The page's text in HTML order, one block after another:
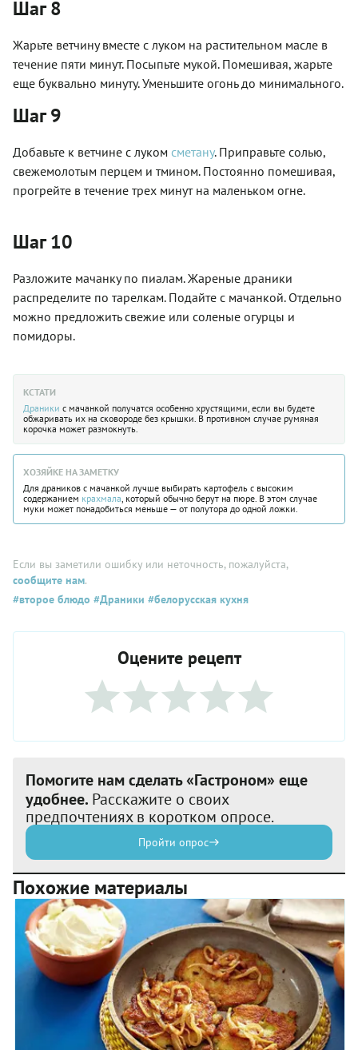
Шаг 8
Жарьте ветчину вместе с луком на растительном масле в
течение пяти минут. Посыпьте мукой. Помешивая, жарьте
еще буквально минуту. Уменьшите огонь до минимального.
Шаг 9
Добавьте к ветчине с луком сметану. Приправьте солью,
свежемолотым перцем и тмином. Постоянно помешивая,
прогрейте в течение трех минут на маленьком огне.
Шаг 10
Разложите мачанку по пиалам. Жареные драники
распределите по тарелкам. Подайте с мачанкой. Отдельно
можно предложить свежие или соленые огурцы и
помидоры.
КСТАТИ
Драники с мачанкой получатся особенно хрустящими, если вы будете
обжаривать их на сковороде без крышки. В противном случае румяная
корочка может размокнуть.
ХОЗЯЙКЕ НА ЗАМЕТКУ
Для драников с мачанкой лучше выбирать картофель с высоким
содержанием крахмала , который обычно берут на пюре. В этом случае
муки может понадобиться меньше — от полутора до одной ложки.
Если вы заметили ошибку или неточность, пожалуйста,
сообщите нам.
#второе блюдо #Драники #белорусская кухня
Оцените рецепт
Помогите нам сделать «Гастроном» еще
удобнее. Расскажите о своих
предпочтениях в коротком опросе.
Пройти опрос
Похожие материалы